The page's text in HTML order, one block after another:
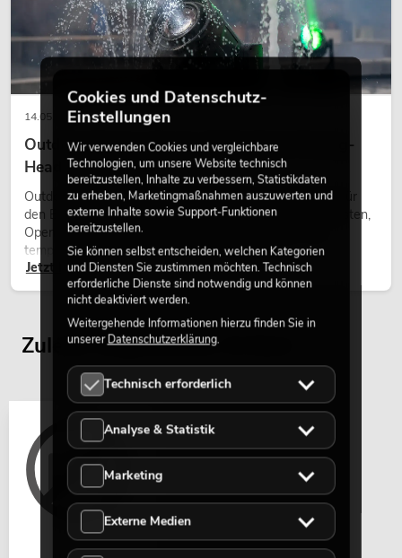
14.05.2026
Outdoor Moving-Heads: Wetterfeste Moving-
Heads bei Events
Outdoor Moving-Heads sind bewegliche Scheinwerfer für
den Einsatz im Freien. Sie werden bei Festivals, Stadtfesten,
Open-Air-Konzerten, Architekturinszenierungen und
temporären Außeninstallationen eingesetzt.
Jetzt lesen
Zuletzt angesehene Artikel
Cookies und Datenschutz-
Einstellungen
Wir verwenden Cookies und vergleichbare
Technologien, um unsere Website technisch
bereitzustellen, Inhalte zu verbessern, Statistikdaten
zu erheben, Marketingmaßnahmen auszuwerten und
externe Inhalte sowie Support-Funktionen
bereitzustellen.
Sie können selbst entscheiden, welchen Kategorien
und Diensten Sie zustimmen möchten. Technisch
erforderliche Dienste sind notwendig und können
nicht deaktiviert werden.
Weitergehende Informationen hierzu finden Sie in
unsererDatenschutzerklärung.
Technisch erforderlich
Analyse & Statistik
Marketing
Externe Medien